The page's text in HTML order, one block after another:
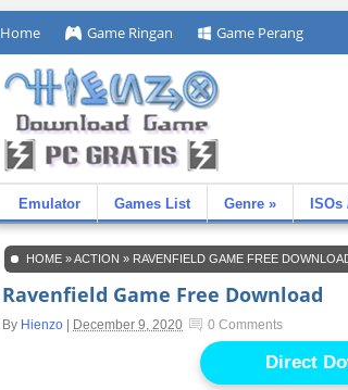
Home Game Ringan Game Perang
Emulator Games List Genre »
HOME »ACTION » RAVENFIELD GAME FREE
Ravenfield Game Free Download
By Hienzo December 9, 2020 0 Comments
Direct